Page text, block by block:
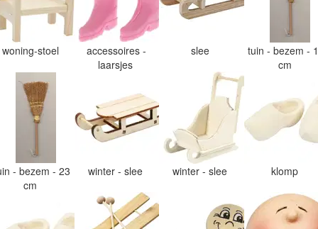
woning-stoel
accessoires -
laarsjes
slee
tuin - bezem -
cm
- bezem - 23
cm
winter - slee winter - slee klomp